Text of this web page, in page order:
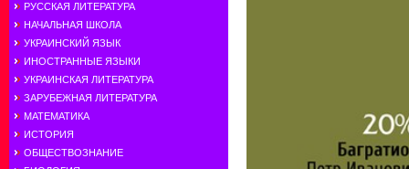
РУССКАЯ ЛИТЕРАТУРА
НАЧАЛЬНАЯ ШКОЛА
УКРАИНСКИЙ ЯЗЫК
ИНОСТРАННЫЕ ЯЗЫКИ
УКРАИНСКАЯ ЛИТЕРАТУРА
ЗАРУБЕЖНАЯ ЛИТЕРАТУРА
МАТЕМАТИКА
ИСТОРИЯ
ОБЩЕСТВОЗНАНИЕ